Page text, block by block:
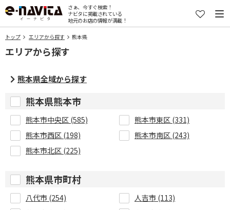
さぁ、今すぐ検索！
ナビタに掲載されている
地元のお店の情報が満載！
トップ エリアから探す 熊本県
エリアから探す
熊本県全域から探す
熊本県熊本市
熊本市中央区 (585)
熊本市東区 (331)
熊本市西区 (198)
熊本市南区 (243)
熊本市北区 (225)
熊本県市町村
八代市 (254)
人吉市 (113)